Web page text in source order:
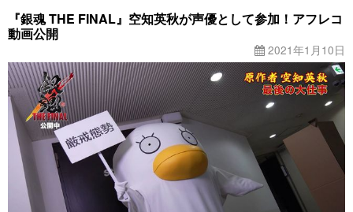
『銀魂 THE FINAL』空知英秋が声優として参加！アフレコ
動画公開
2021年1月10日